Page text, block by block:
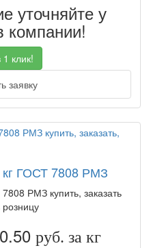
уточняйте у
компании!
1 клик!
заявку
кг ГОСТ 7808 РМЗ
РМЗ купить, заказать
руб. за кг